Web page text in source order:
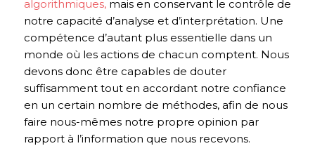
algorithmiques, mais en conservant le contrôle de
notre capacité d’analyse et d’interprétation. Une
compétence d’autant plus essentielle dans un
monde où les actions de chacun comptent. Nous
devons donc être capables de douter
suffisamment tout en accordant notre confiance
en un certain nombre de méthodes, afin de nous
faire nous-mêmes notre propre opinion par
rapport à l’information que nous recevons.